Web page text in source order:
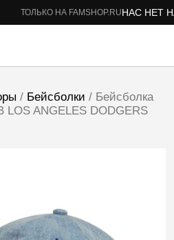
ТОЛЬКО НА FAMSHOP.RUНАС НЕТ НА
/ Бейсболки / Бейсболка
LOS ANGELES DODGERS